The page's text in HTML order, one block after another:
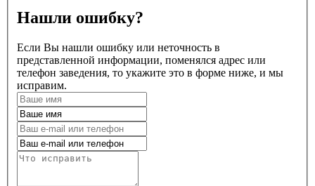
Нашли ошибку?
Если Вы нашли ошибку или неточность в
представленной информации, поменялся адрес или
телефон заведения, то укажите это в форме ниже, и мы
исправим.